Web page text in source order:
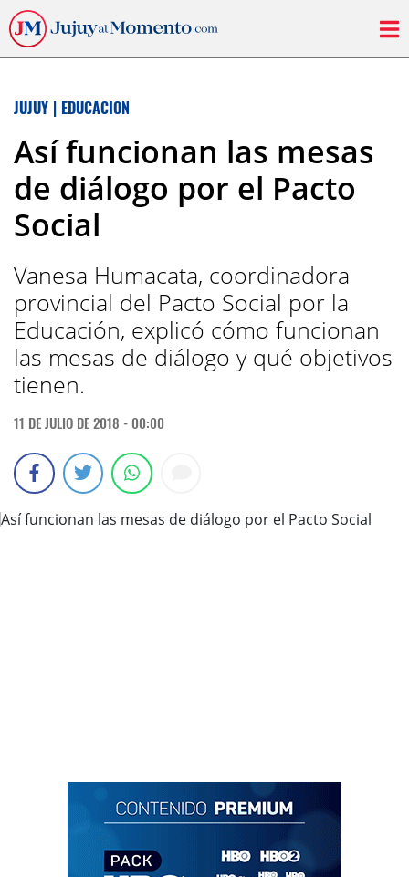
JUJUY | EDUCACION
Así funcionan las mesas
de diálogo por el Pacto
Social
Vanesa Humacata, coordinadora
provincial del Pacto Social por la
Educación, explicó cómo funcionan
las mesas de diálogo y qué objetivos
tienen.
11 DE JULIO DE 2018 - 00:00